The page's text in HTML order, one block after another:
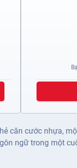
căn cước nhựa,
ngữ trong một